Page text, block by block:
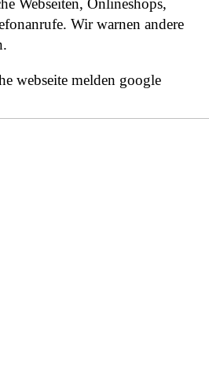
Webseiten, Onlineshops,
Wir warnen andere
webseite melden google